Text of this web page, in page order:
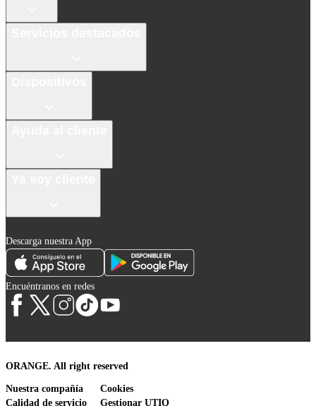
Descarga nuestra App
Encuéntranos en redes
ORANGE. All right reserved
Nuestra compañía
Calidad de servicio
Cookies
Gestionar UTIQ